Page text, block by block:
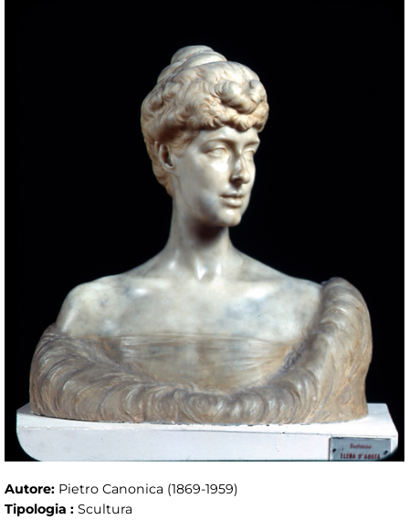
Autore: Pietro Canonica (1869-1959)
Tipologia : Scultura